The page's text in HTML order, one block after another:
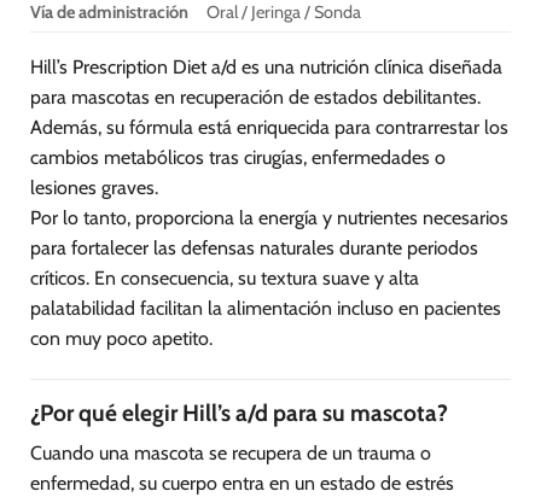
Vía de administración Oral / Jeringa / Sonda
Hill’s Prescription Diet a/d es una nutrición clínica diseñada
para mascotas en recuperación de estados debilitantes.
Además, su fórmula está enriquecida para contrarrestar los
cambios metabólicos tras cirugías, enfermedades o
lesiones graves.
Por lo tanto, proporciona la energía y nutrientes necesarios
para fortalecer las defensas naturales durante periodos
críticos. En consecuencia, su textura suave y alta
palatabilidad facilitan la alimentación incluso en pacientes
con muy poco apetito.
¿Por qué elegir Hill’s a/d para su mascota?
Cuando una mascota se recupera de un trauma o
enfermedad, su cuerpo entra en un estado de estrés